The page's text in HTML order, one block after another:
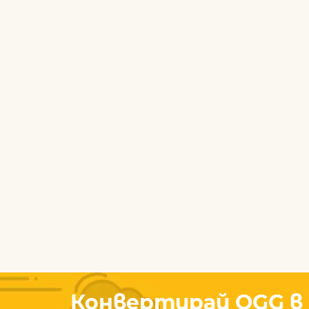
Конвертирай OGG в